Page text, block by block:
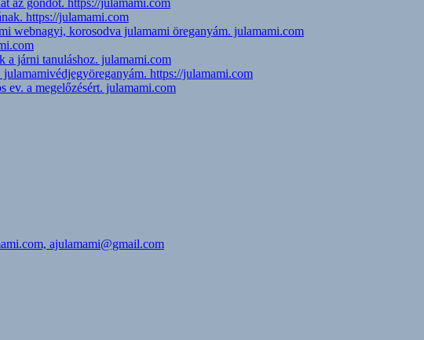
https://julamami.com
webnagyi, korosodva julamami öreganyám. julamami.com
a járni tanuláshoz. julamami.com
https://julamami.com
ev. a megelőzésért. julamami.com
ajulamami@gmail.com